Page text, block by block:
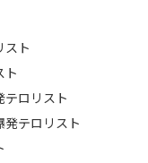
スト
ト
テロリスト
発テロリスト